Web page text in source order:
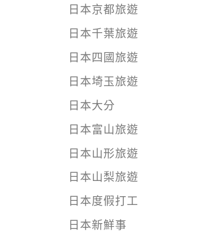
日本京都旅遊
日本千葉旅遊
日本四國旅遊
日本埼玉旅遊
日本大分
日本富山旅遊
日本山形旅遊
日本山梨旅遊
日本度假打工
日本新鮮事